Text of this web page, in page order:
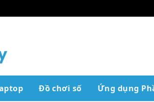
Đồ chơi số Ứng dụng